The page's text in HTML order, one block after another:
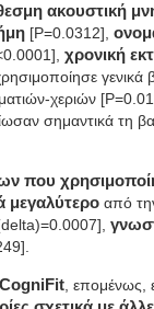
ακουστική
[P=0.0312],
χρονική
γενικά
χεριών
σημαντικά τη
που
μεγαλύτερο από
, επομένως,